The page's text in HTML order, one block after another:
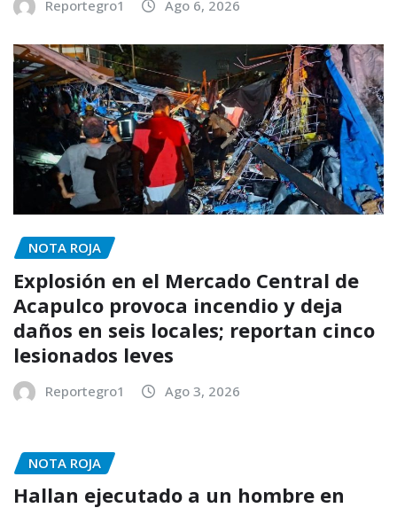
Reportegro1 Ago 6, 2026
NOTA ROJA
Explosión en el Mercado Central de
Acapulco provoca incendio y deja
daños en seis locales; reportan cinco
lesionados leves
Reportegro1 Ago 3, 2026
NOTA ROJA
Hallan ejecutado a un hombre en